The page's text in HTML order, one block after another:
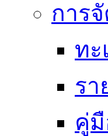
การ
ทะ
รา
คู่